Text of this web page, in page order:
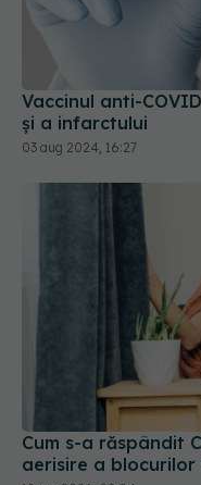
Vaccinul anti-
Cum s-a răspândit
aerisire a blocurilor
18 iun 2026, 22:04